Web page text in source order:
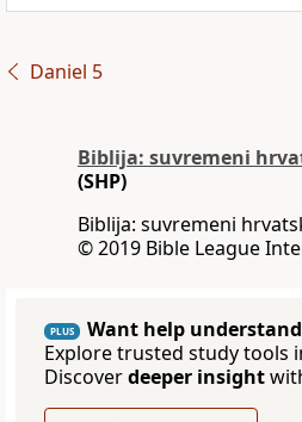
Daniel 5
Biblija: suvremeni
(SHP)
Biblija: suvremeni
© 2019 Bible League
PLUS
Want help
Explore trusted study tools
Discoverdeeper insight